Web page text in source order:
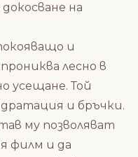
на
и
лесно в
усещане. Той
и бръчки.
му позволяват
филм и да